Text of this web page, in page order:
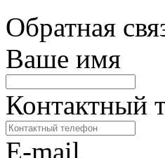
Обратная
Ваше имя
Контактный
E-mail